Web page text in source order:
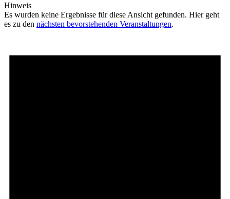
Hinweis
Es wurden keine Ergebnisse für diese Ansicht gefunden. Hier geht
es zu den nächsten bevorstehenden Veranstaltungen.